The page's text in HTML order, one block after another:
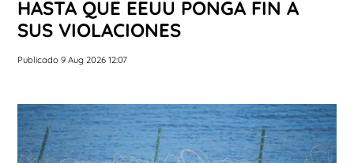
HASTA QUE EEUU PONGA FIN A
SUS VIOLACIONES
Publicado 9 Aug 2026 12:07